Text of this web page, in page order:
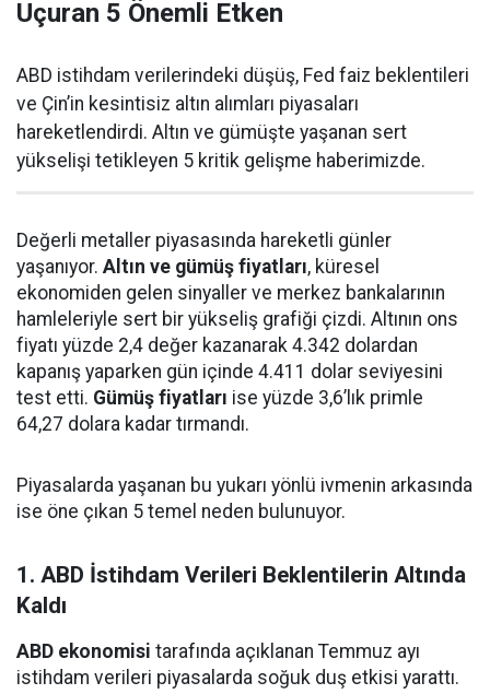
Uçuran 5 Önemli Etken
ABD istihdam verilerindeki düşüş, Fed faiz beklentileri
ve Çin’in kesintisiz altın alımları piyasaları
hareketlendirdi. Altın ve gümüşte yaşanan sert
yükselişi tetikleyen 5 kritik gelişme haberimizde.
Değerli metaller piyasasında hareketli günler
yaşanıyor. Altın ve gümüş fiyatları, küresel
ekonomiden gelen sinyaller ve merkez bankalarının
hamleleriyle sert bir yükseliş grafiği çizdi. Altının ons
fiyatı yüzde 2,4 değer kazanarak 4.342 dolardan
kapanış yaparken gün içinde 4.411 dolar seviyesini
test etti. Gümüş fiyatları ise yüzde 3,6’lık primle
64,27 dolara kadar tırmandı.
Piyasalarda yaşanan bu yukarı yönlü ivmenin arkasında
ise öne çıkan 5 temel neden bulunuyor.
1. ABD İstihdam Verileri Beklentilerin Altında
Kaldı
ABD ekonomisi tarafında açıklanan Temmuz ayı
istihdam verileri piyasalarda soğuk duş etkisi yarattı.